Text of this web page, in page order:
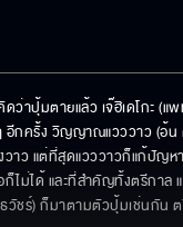
ว่าปุ้มตายแล้ว เจ๊ฮิเดโกะ (
อีกครั้ง วิญญาณแวววาว (อ้
วาว แต่ที่สุดแวววาวก็แก้ปัญ
ไม่ได้ และที่สำคัญทั้งตรีกา
วัชร์) ก็มาตามตัวปุ้มเช่นกั